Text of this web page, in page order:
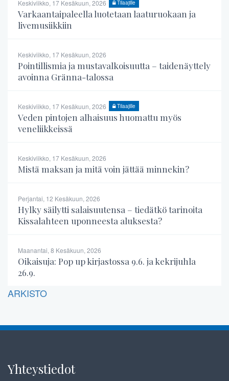
Keskiviikko, 17 Kesäkuun, 2026 Tilaajille
Varkaantaipaleella luotetaan laaturuokaan ja
livemusiikkiin
Keskiviikko, 17 Kesäkuun, 2026
Pointillismia ja mustavalkoisuutta – taidenäyttely
avoinna Gränna-talossa
Keskiviikko, 17 Kesäkuun, 2026 Tilaajille
Veden pintojen alhaisuus huomattu myös
veneliikkeissä
Keskiviikko, 17 Kesäkuun, 2026
Mistä maksan ja mitä voin jättää minnekin?
Perjantai, 12 Kesäkuun, 2026
Hylky säilytti salaisuutensa – tiedätkö tarinoita
Kissalahteen uponneesta aluksesta?
Maanantai, 8 Kesäkuun, 2026
Oikaisuja: Pop up kirjastossa 9.6. ja kekrijuhla
26.9.
ARKISTO
Yhteystiedot